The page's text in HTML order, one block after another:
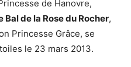
de Hanovre,
Bal de la Rose du Rocher,
Princesse Grâce, se
le 23 mars 2013.